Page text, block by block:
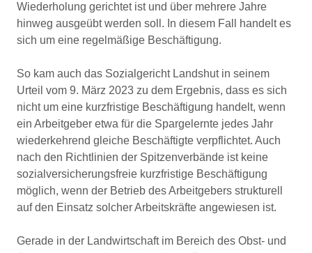
Wiederholung gerichtet ist und über mehrere Jahre
hinweg ausgeübt werden soll. In diesem Fall handelt es
sich um eine regelmäßige Beschäftigung.
So kam auch das Sozialgericht Landshut in seinem
Urteil vom 9. März 2023 zu dem Ergebnis, dass es sich
nicht um eine kurzfristige Beschäftigung handelt, wenn
ein Arbeitgeber etwa für die Spargelernte jedes Jahr
wiederkehrend gleiche Beschäftigte verpflichtet. Auch
nach den Richtlinien der Spitzenverbände ist keine
sozialversicherungsfreie kurzfristige Beschäftigung
möglich, wenn der Betrieb des Arbeitgebers strukturell
auf den Einsatz solcher Arbeitskräfte angewiesen ist.
Gerade in der Landwirtschaft im Bereich des Obst- und